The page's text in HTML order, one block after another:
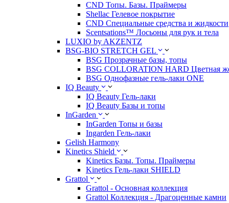
CND Топы. Базы. Праймеры
Shellac Гелевое покрытие
CND Специальные средства и жидкости
Scentsations™ Лосьоны для рук и тела
LUXIO by AKZENTZ
BSG-BIO STRETCH GEL
BSG Прозрачные базы, топы
BSG COLLORATION HARD Цветная
BSG Однофазные гель-лаки ONE
IQ Beauty
IQ Beauty Гель-лаки
IQ Beauty Базы и топы
InGarden
InGarden Топы и базы
Ingarden Гель-лаки
Gelish Harmony
Kinetics Shield
Kinetics Базы. Топы. Праймеры
Kinetics Гель-лаки SHIELD
Grattol
Grattol - Oснoвнaя коллекция
Grattol Коллекция - Драгоценные камни